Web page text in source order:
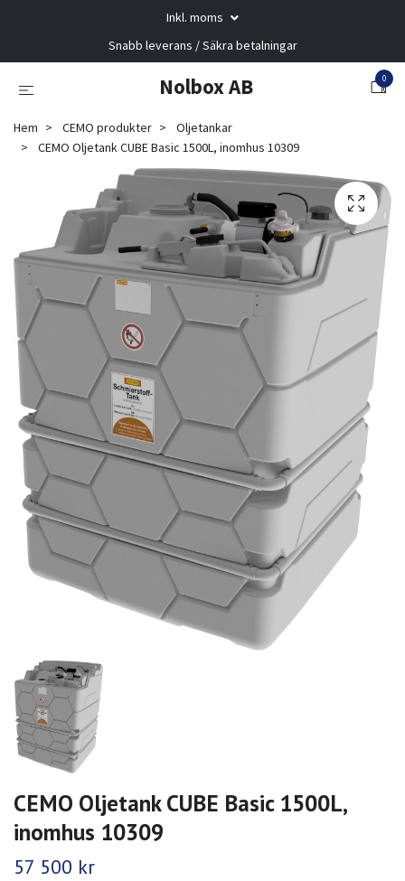
Inkl. moms
Snabb leverans / Säkra betalningar
Nolbox AB 0
Hem CEMO produkter
Oljetankar
CEMO Oljetank CUBE Basic 1500L, inomhus 10309
CEMO Oljetank CUBE Basic 1500L,
inomhus 10309
57 500 kr